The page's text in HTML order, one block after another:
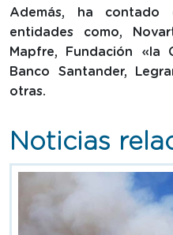
Además, ha
entidades como,
Mapfre, Fundación «la
Banco Santander,
otras.
Noticias